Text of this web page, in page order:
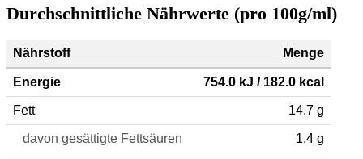
Durchschnittliche Nährwerte (pro 100g/ml)
Nährstoff Menge
Energie 754.0 kJ / 182.0 kcal
Fett 14.7 g
davon gesättigte Fettsäuren 1.4 g